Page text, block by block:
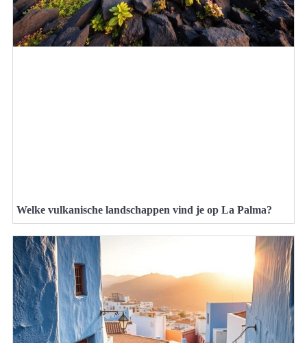
Welke vulkanische landschappen vind je op La Palma?